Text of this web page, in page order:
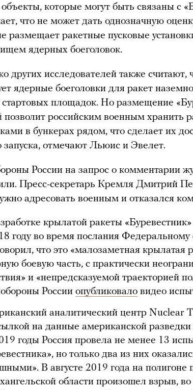
которые могут быть связаны с
что не может дать однозначную
размещает ракетные пусковые
ядерных боеголовок.
других исследователей также
ядерные боеголовки для ракет
стартовых площадок. Но размещение
позволит российским военным хранить
в бункерах рядом, что сделает их
запуска, отмечают Льюис и Эвелет.
России на запрос о комментарии
Пресс-секретарь Кремля Дмитрий
адресовать военным и отказался
крылатой ракеты
году во время послания Федеральному
что это «малозаметная крылатая
боевую часть, с практически
и «непредсказуемой траекторией
России опубликовало видео
аналитический центр Nuclear
на данные американской разведки
годы Россия провела не менее 13
но только два из них
В августе 2019 года на полигоне
области произошел взрыв,